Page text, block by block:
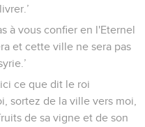
à vous confier en l'Eternel
et cette ville ne sera pas
ce que dit le roi
sortez de la ville vers moi,
de sa vigne et de son